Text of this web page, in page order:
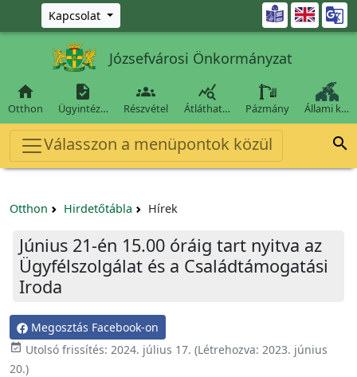
Ugrás a fő tartalomra
Kapcsolat 
Józsefvárosi Önkormányzat

Otthon

Ügyintéz…

Részvétel

Átláthat… Pázmány Állami k…
Válasszon a menüpontok közül 
Otthon Hirdetőtábla Hírek
Június 21-én 15.00 óráig tart nyitva az
Ügyfélszolgálat és a Családtámogatási
Iroda
Megosztás Facebook-on
 Utolsó frissítés: 2024. július 17. (Létrehozva: 2023. június
20.)